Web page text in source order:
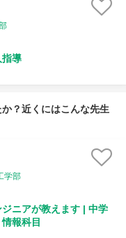
指導
？近くにはこんな先生
学部
ニアが教えます | 中学
報科目